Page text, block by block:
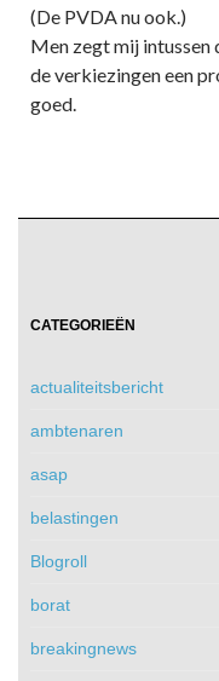
(De PVDA nu ook.)
Men zegt mij intussen
de verkiezingen een
goed.
CATEGORIEËN
actualiteitsbericht
ambtenaren
asap
belastingen
Blogroll
borat
breakingnews